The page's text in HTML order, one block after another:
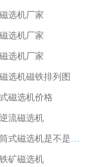
选机厂家
选机厂家
选机厂家
选机磁铁排列图
磁选机价格
流磁选机
山东永磁筒式磁选机是不是强磁
矿磁选机